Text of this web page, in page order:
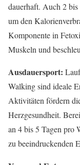
dauerhaft. Auch 2
um den
Komponente in
Muskeln und
Ausdauersport:
Walking sind ideale
Aktivitäten fördern
Herzgesundheit.
an 4 bis 5 Tagen pro
zu beeindruckenden